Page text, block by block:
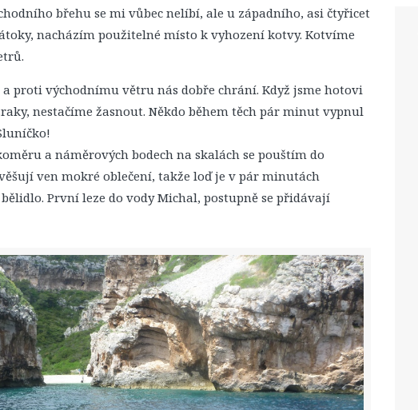
břehu se mi vůbec nelíbí, ale u západního, asi čtyřicet
nacházím použitelné místo k vyhození kotvy. Kotvíme
proti východnímu větru nás dobře chrání. Když jsme hotovi
nestačíme žasnout. Někdo během těch pár minut vypnul
a náměrových bodech na skalách se pouštím do
ven mokré oblečení, takže loď je v pár minutách
První leze do vody Michal, postupně se přidávají